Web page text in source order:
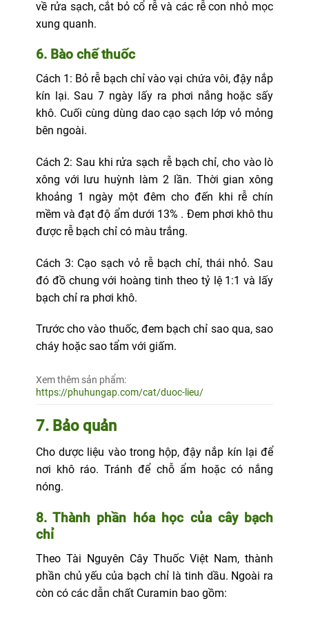
về rửa sạch, cắt bỏ cổ rễ và các rễ con nhỏ mọc
xung quanh.
6. Bào chế thuốc
Cách 1: Bỏ rễ bạch chỉ vào vại chứa vôi, đậy nắp
kín lại. Sau 7 ngày lấy ra phơi nắng hoặc sấy
khô. Cuối cùng dùng dao cạo sạch lớp vỏ mỏng
bên ngoài.
Cách 2: Sau khi rửa sạch rễ bạch chỉ, cho vào lò
xông với lưu huỳnh làm 2 lần. Thời gian xông
khoảng 1 ngày một đêm cho đến khi rễ chín
mềm và đạt độ ẩm dưới 13% . Đem phơi khô thu
được rễ bạch chỉ có màu trắng.
Cách 3: Cạo sạch vỏ rễ bạch chỉ, thái nhỏ. Sau
đó đồ chung với hoàng tinh theo tỷ lệ 1:1 và lấy
bạch chỉ ra phơi khô.
Trước cho vào thuốc, đem bạch chỉ sao qua, sao
cháy hoặc sao tẩm với giấm.
Xem thêm sản phẩm:
https://phuhungap.com/cat/duoc-lieu/
7. Bảo quản
Cho dược liệu vào trong hộp, đậy nắp kín lại để
nơi khô ráo. Tránh để chỗ ẩm hoặc có nắng
nóng.
8. Thành phần hóa học của cây bạch
chỉ
Theo Tài Nguyên Cây Thuốc Việt Nam, thành
phần chủ yếu của bạch chỉ là tinh dầu. Ngoài ra
còn có các dẫn chất Curamin bao gồm: